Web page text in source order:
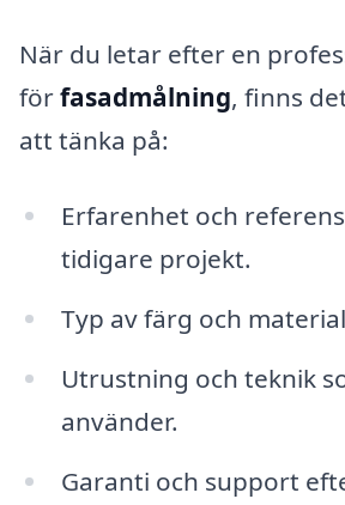
När du letar efter en
förfasadmålning, finns
att tänka på:
Erfarenhet och
tidigare projekt.
Typ av färg och
Utrustning och teknik
använder.
Garanti och support